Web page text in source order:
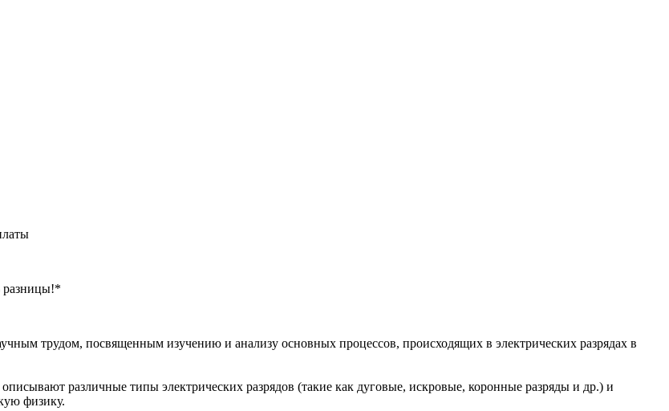
разницы!*
трудом, посвященным изучению и анализу основных процессов, происходящих в электрических разрядах в
различные типы электрических разрядов (такие как дуговые, искровые, коронные разряды и др.) и
физику.